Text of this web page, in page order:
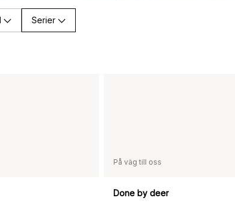
Serier
På väg till oss
Done by deer